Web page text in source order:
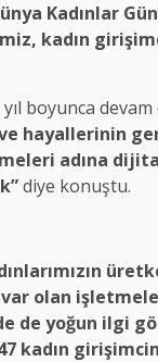
Kadınlar
kadın
yıl boyunca
hayallerinin
adına dijital
diye konuştu.
olan
de yoğun ilgi
kadın